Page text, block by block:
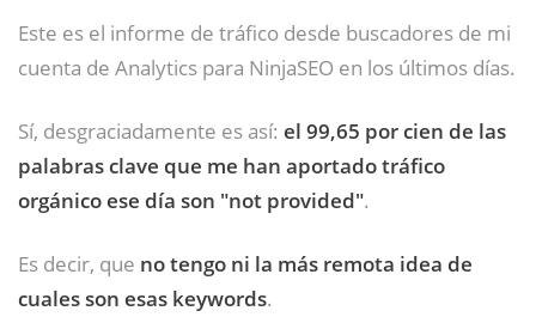
Este es el informe de tráfico desde buscadores de mi
cuenta de Analytics para NinjaSEO en los últimos días.
Sí, desgraciadamente es así: el 99,65 por cien de las
palabras clave que me han aportado tráfico
orgánico ese día son "not provided".
Es decir, que no tengo ni la más remota idea de
cuales son esas keywords.